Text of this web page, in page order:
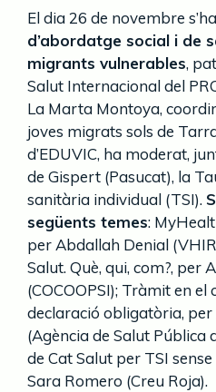
El dia 26 de novembre
d’abordatge social i de
migrants vulnerables,
Salut Internacional del
La Marta Montoya,
joves migrats sols de
d’EDUVIC, ha moderat,
de Gispert (Pasucat), la
sanitària individual (TSI).
següents temes:
per Abdallah Denial
Salut. Què, qui, com?, per
(COCOOPSI); Tràmit en el
declaració obligatòria, per
(Agència de Salut Pública
de Cat Salut per TSI
Sara Romero (Creu Roja).